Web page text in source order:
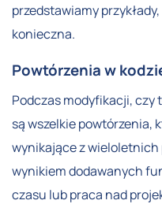
przedstawiamy
konieczna.
Powtórzenia w
Podczas modyfikacji, czy
są wszelkie powtórzenia,
wynikające z wieloletnich
wynikiem dodawanych
czasu lub praca nad